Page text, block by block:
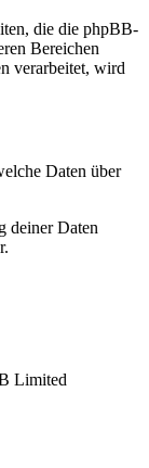
die die phpBB-
Bereichen
verarbeitet, wird
Daten über
deiner Daten
Limited